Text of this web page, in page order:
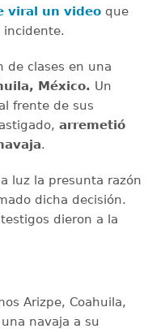
viral un video que
incidente.
de clases en una
México. Un
frente de sus
arremetió
.
luz la presunta razón
dicha decisión.
dieron a la
Arizpe, Coahuila,
navaja a su